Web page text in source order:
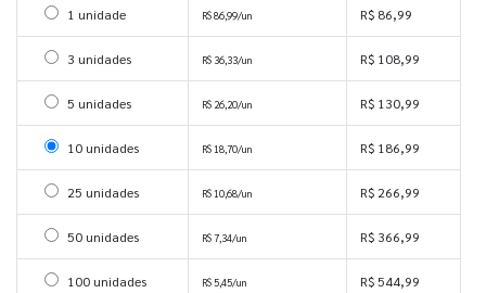
Selecionar 1 unidade
1 unidade R$ 86,99/un R$ 86,99
Selecionar 3 unidades
3 unidades R$ 36,33/un R$ 108,99
Selecionar 5 unidades
5 unidades R$ 26,20/un R$ 130,99
Selecionar 10 unidades
10 unidades R$ 18,70/un R$ 186,99
Selecionar 25 unidades
25 unidades R$ 10,68/un R$ 266,99
Selecionar 50 unidades
50 unidades R$ 7,34/un R$ 366,99
Selecionar 100 unidades
100 unidades R$ 5,45/un R$ 544,99